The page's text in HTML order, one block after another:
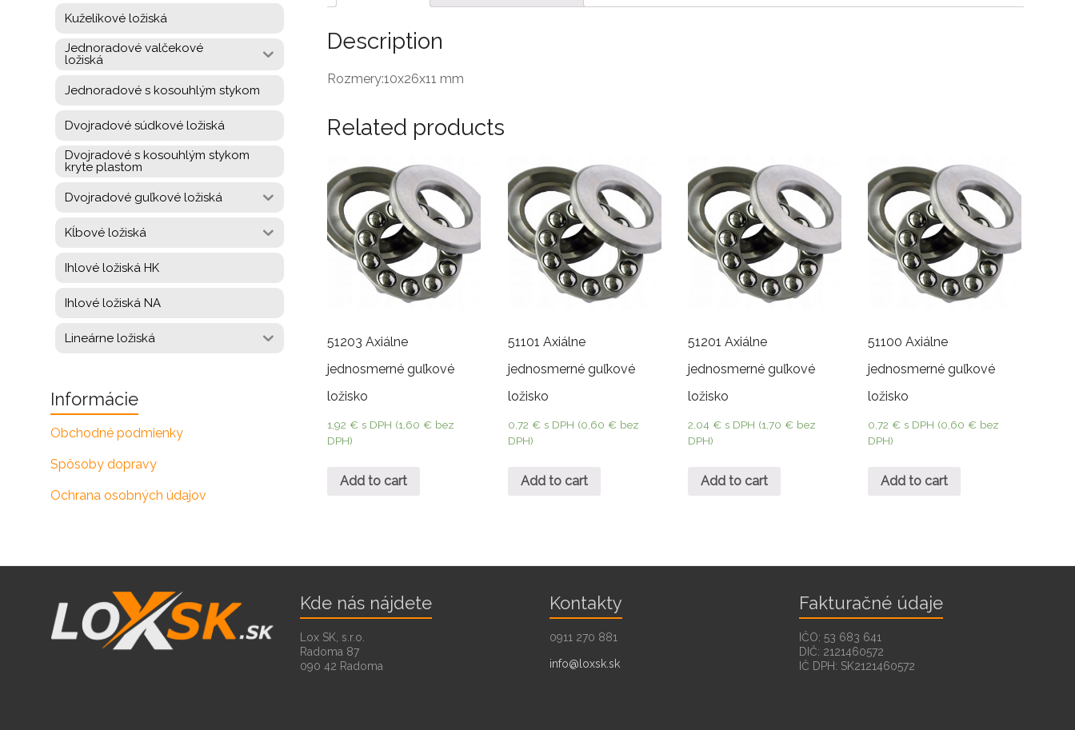
Description
Rozmery:10x26x11 mm
Related products
51203 Axiálne
jednosmerné guľkové
ložisko
1,92€ s DPH (1,60€ bez
DPH)
Add to cart
51101 Axiálne
jednosmerné guľkové
ložisko
0,72 € s DPH (0,60 €bez
DPH)
Add to cart
51201 Axiálne
jednosmerné guľkové
ložisko
2,04 € s DPH (1,70 €bez
DPH)
Add to cart
51100 Axiálne
jednosmerné guľkové
ložisko
0,72€ s DPH (0,60€ bez
DPH)
Add to cart
Kuželíkové ložiská
Jednoradové valčekové
ložiská
Jednoradové s kosouhlým stykom
Dvojradové súdkové ložiská
Dvojradové s kosouhlým stykom
kryte plastom
Dvojradové guľkové ložiská
Kĺbové ložiská
Ihlové ložiská HK
Ihlové ložiská NA
Lineárne ložiská
Informácie
Obchodné podmienky
Spôsoby dopravy
Ochrana osobných údajov
Kde nás nájdete
Lox SK, s.r.o.
Radoma 87
090 42 Radoma
Kontakty
0911 270 881
info@loxsk.sk
Fakturačné údaje
IČO: 53 683 641
DIČ: 2121460572
IČ DPH: SK2121460572